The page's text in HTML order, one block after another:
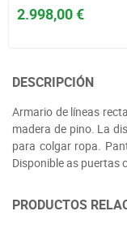
2.998,00 €
DESCRIPCIÓN
Armario de líneas
madera de pino. La
para colgar ropa.
Disponible as puertas
PRODUCTOS